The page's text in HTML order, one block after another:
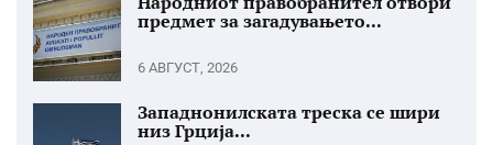
предмет за загадувањето...
6 АВГУСТ, 2026
Западнонилската треска се шири
низ Грција...